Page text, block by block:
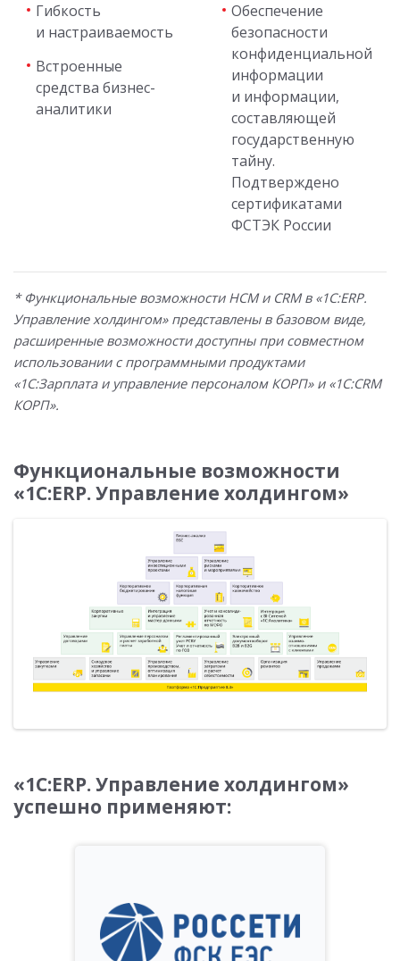
Гибкость
и настраиваемость
Встроенные
средства бизнес-
аналитики
Обеспечение
безопасности
конфиденциальной
информации
и информации,
составляющей
государственную
тайну.
Подтверждено
сертификатами
ФСТЭК России
* Функциональные возможности HCM и CRM в «1С:ERP.
Управление холдингом» представлены в базовом виде,
расширенные возможности доступны при совместном
использовании с программными продуктами
«1С:Зарплата и управление персоналом КОРП» и «1С:CRM
КОРП».
Функциональные возможности
«1С:ERP. Управление холдингом»
«1С:ERP. Управление холдингом»
успешно применяют: